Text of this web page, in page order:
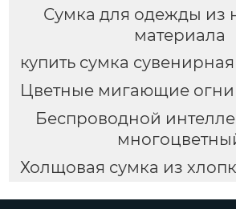
Сумка для одежды из
материала
купить сумка сувенирная
Цветные мигающие огни
Беспроводной
Холщовая сумка из